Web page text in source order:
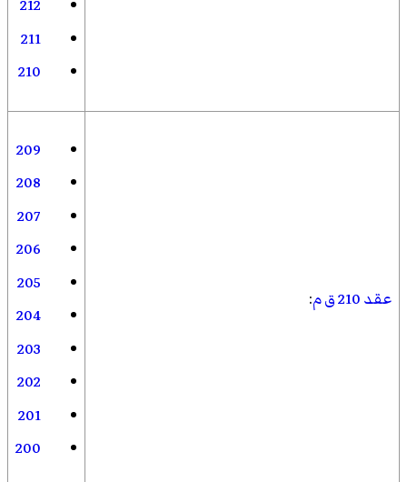
212
211
210
عقد 210 ق م :
209
208
207
206
205
204
203
202
201
200